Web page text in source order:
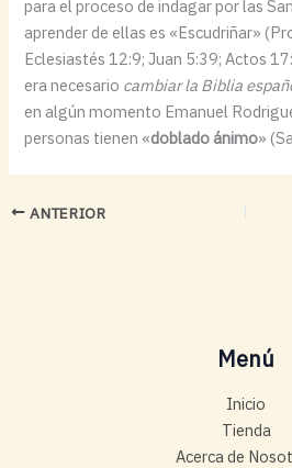
para el proceso de indagar por las
aprender de ellas es «Escudriñar»
Eclesiastés 12:9; Juan 5:39; Actos
era necesario cambiar la Biblia
en algún momento Emanuel
personas tienen «doblado ánimo»
ANTERIOR
Menú
Inicio
Tienda
Acerca de